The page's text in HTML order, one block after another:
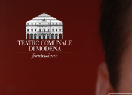
main
content